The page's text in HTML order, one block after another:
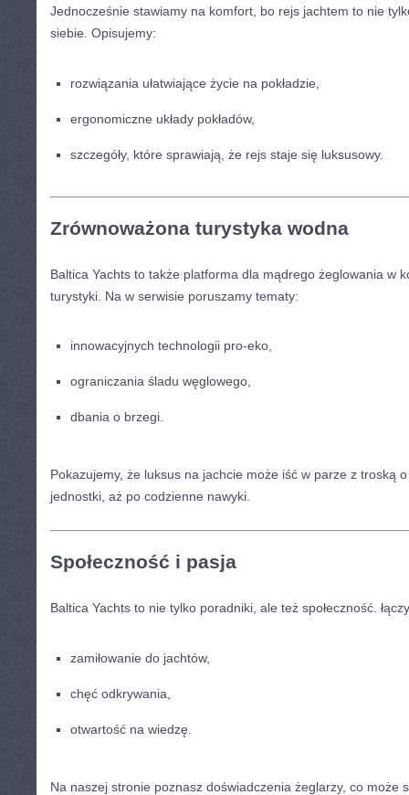
Jednocześnie stawiamy na komfort, bo rejs jachtem to nie
siebie. Opisujemy:
rozwiązania ułatwiające życie na pokładzie,
ergonomiczne układy pokładów,
szczegóły, które sprawiają, że rejs staje się luksusowy.
Zrównoważona turystyka wodna
Baltica Yachts to także platforma dla mądrego żeglowania w
turystyki. Na w serwisie poruszamy tematy:
innowacyjnych technologii pro-eko,
ograniczania śladu węglowego,
dbania o brzegi.
Pokazujemy, że luksus na jachcie może iść w parze z troską
jednostki, aż po codzienne nawyki.
Społeczność i pasja
Baltica Yachts to nie tylko poradniki, ale też społeczność.
zamiłowanie do jachtów,
chęć odkrywania,
otwartość na wiedzę.
Na naszej stronie poznasz doświadczenia żeglarzy, co może